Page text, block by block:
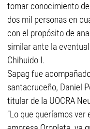
tomar conocimiento
dos mil personas en
con el propósito de
similar ante la
Chihuido I.
Sapag fue
santacruceño, Daniel
titular de la UOCRA
“Lo que queríamos